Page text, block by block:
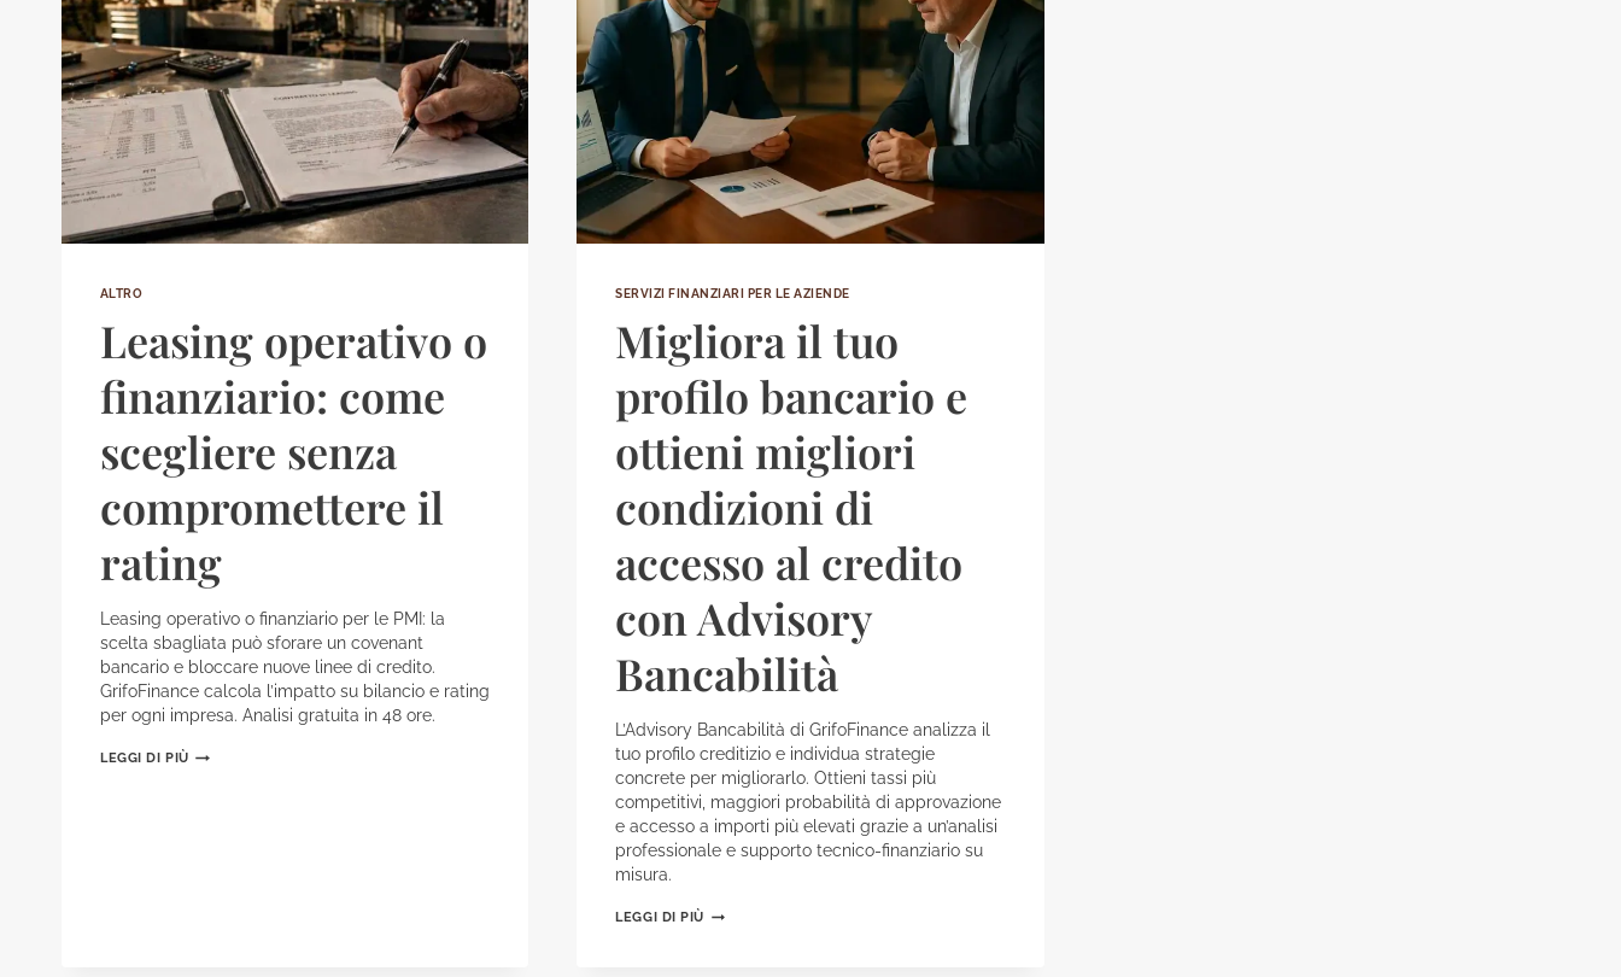
ALTRO
Leasing operativo o
finanziario: come
scegliere senza
compromettere il
rating
Leasing operativo o finanziario per le PMI: la
scelta sbagliata può sforare un covenant
bancario e bloccare nuove linee di credito.
GrifoFinance calcola l’impatto su bilancio e rating
per ogni impresa. Analisi gratuita in 48 ore.
LEGGI DI PIÙLEASING
SERVIZI FINANZIARI PER LE AZIENDE
Migliora il tuo
profilo bancario e
ottieni migliori
condizioni di
accesso al credito
con Advisory
Bancabilità
L’Advisory Bancabilità di GrifoFinance analizza il
tuo profilo creditizio e individua strategie
concrete per migliorarlo. Ottieni tassi più
competitivi, maggiori probabilità di approvazione
e accesso a importi più elevati grazie a un’analisi
professionale e supporto tecnico-finanziario su
misura.
LEGGI DI PIÙ MIGLIORA